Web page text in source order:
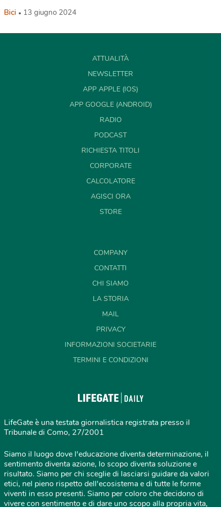
Bici 13 giugno 2024
ATTUALITÀ
NEWSLETTER
APP APPLE (IOS)
APP GOOGLE (ANDROID)
RADIO
PODCAST
RICHIESTA TITOLI
CORPORATE
CALCOLATORE
AGISCI ORA
STORE
COMPANY
CONTATTI
CHI SIAMO
LA STORIA
MAIL
PRIVACY
INFORMAZIONI SOCIETARIE
TERMINI E CONDIZIONI
LifeGate è una testata giornalistica registrata presso il
Tribunale di Como, 27/2001
Siamo il luogo dove l'educazione diventa determinazione, il
sentimento diventa azione, lo scopo diventa soluzione e
risultato. Siamo per chi sceglie di lasciarsi guidare da valori
etici, nel pieno rispetto dell'ecosistema e di tutte le forme
viventi in esso presenti. Siamo per coloro che decidono di
vivere con sentimento e di dare uno scopo alla propria vita,